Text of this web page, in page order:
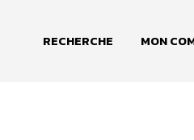
RECHERCHE MON